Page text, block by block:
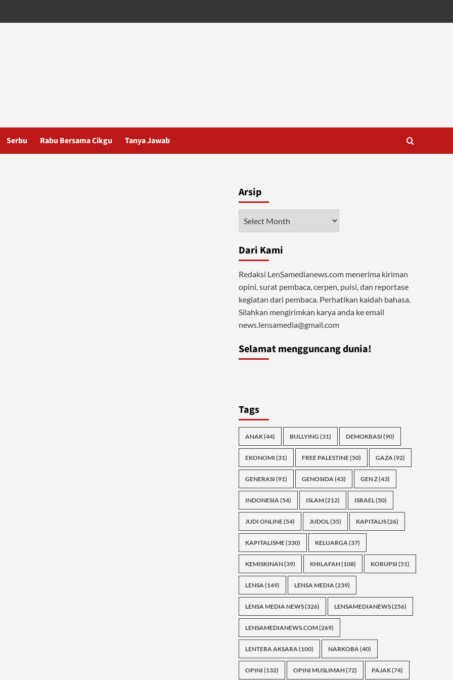
Serbu Rabu Bersama Cikgu Tanya Jawab
Arsip
Dari Kami
Redaksi LenSamedianews.com menerima kiriman
opini, surat pembaca, cerpen, puisi, dan reportase
kegiatan dari pembaca. Perhatikan kaidah bahasa.
Silahkan mengirimkan karya anda ke email
news.lensamedia@gmail.com
Selamat mengguncang dunia!
Tags
ANAK(44) BULLYING (31) DEMOKRASI (90)
EKONOMI (31) FREE PALESTINE(50) GAZA(92)
GENERASI (91) GENOSIDA(43) GEN Z(43)
INDONESIA(54) ISLAM(212) ISRAEL(50)
JUDI ONLINE(54) JUDOL(35) KAPITALIS(26)
KAPITALISME(330) KELUARGA(37)
KEMISKINAN(39) KHILAFAH(108) KORUPSI (51)
LENSA(149) LENSA MEDIA(239)
LENSA MEDIA NEWS(326) LENSAMEDIANEWS(256)
LENSAMEDIANEWS.COM(269)
LENTERA AKSARA(100) NARKOBA(40)
OPINI (132) OPINI MUSLIMAH(72) PAJAK(74)